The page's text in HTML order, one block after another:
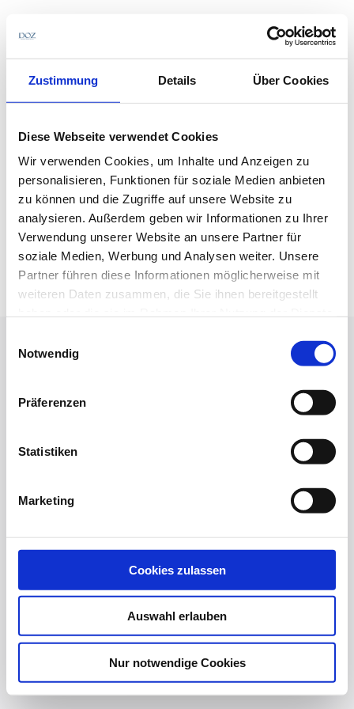
Zustimmung Details Über Cookies
Diese Webseite verwendet Cookies
Wir verwenden Cookies, um Inhalte und Anzeigen zu
personalisieren, Funktionen für soziale Medien anbieten
zu können und die Zugriffe auf unsere Website zu
analysieren. Außerdem geben wir Informationen zu Ihrer
Verwendung unserer Website an unsere Partner für
soziale Medien, Werbung und Analysen weiter. Unsere
Partner führen diese Informationen möglicherweise mit
weiteren Daten zusammen, die Sie ihnen bereitgestellt
Notwendig
Präferenzen
Statistiken
Marketing
Cookies zulassen
Auswahl erlauben
Nur notwendige Cookies
zum
Inhalt
1/10